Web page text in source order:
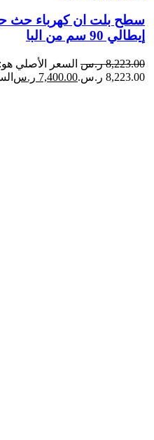
سطح بلت ان كهرباء حث
إيطالي 90 سم من البا
8,223.00 ر.س السعر الأصلي هو:
8,223.00 ر.س.
7,400.00 ر.س